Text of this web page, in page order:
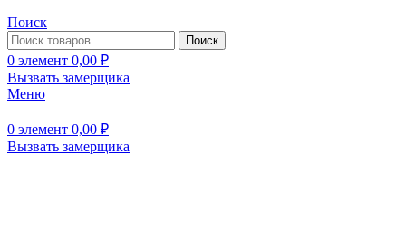
Поиск
Поиск
0 элемент 0,00 ₽
Вызвать замерщика
Меню
0 элемент 0,00 ₽
Вызвать замерщика